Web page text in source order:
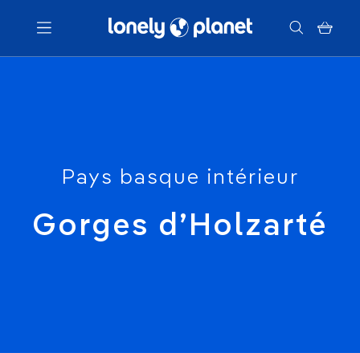
Menu
Pays basque intérieur
Gorges d’Holzarté